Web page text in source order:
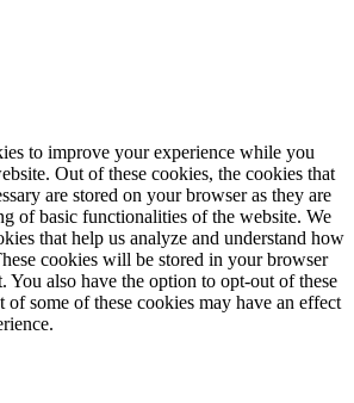
to improve your experience while you
Out of these cookies, the cookies that
are stored on your browser as they are
of basic functionalities of the website. We
that help us analyze and understand how
cookies will be stored in your browser
You also have the option to opt-out of these
some of these cookies may have an effect